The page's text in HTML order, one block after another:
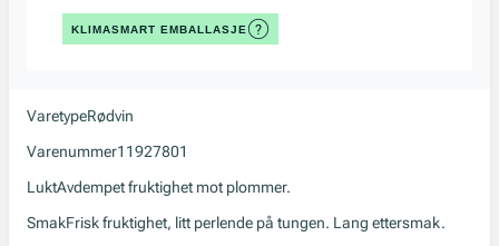
KLIMASMART EMBALLASJE
VaretypeRødvin
Varenummer11927801
LuktAvdempet fruktighet mot plommer.
SmakFrisk fruktighet, litt perlende på tungen. Lang ettersmak.